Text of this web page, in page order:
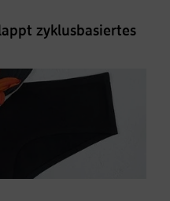
zyklusbasiertes